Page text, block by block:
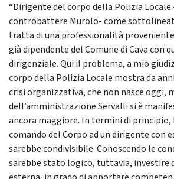
“Dirigente del corpo della Polizia Locale
controbattere Murolo- come
tratta di una professionalità
già dipendente del Comune di Cava con
dirigenziale. Qui il problema, a mio
corpo della Polizia Locale mostra da
crisi organizzativa, che non nasce oggi,
dell’amministrazione Servalli si è
ancora maggiore. In termini di principio,
comando del Corpo ad un dirigente con
sarebbe condivisibile. Conoscendo le
sarebbe stato logico, tuttavia, investire